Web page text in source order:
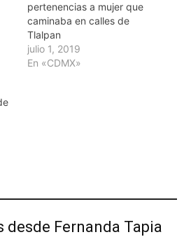
pertenencias a mujer que
caminaba en calles de
Tlalpan
julio 1, 2019
En «CDMX»
desde Fernanda Tapia